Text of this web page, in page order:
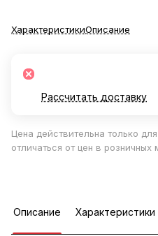
ХарактеристикиОписание
Рассчитать доставку
Цена действительна только
отличаться от цен в розничных
Описание Характеристики